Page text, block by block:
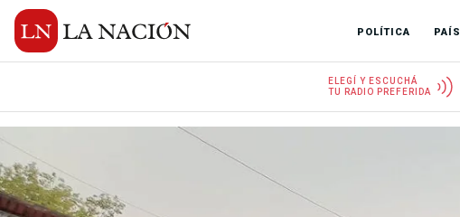
POLÍTICA PAÍS
ELEGÍ Y ESCUCHÁ
TU RADIO PREFERIDA